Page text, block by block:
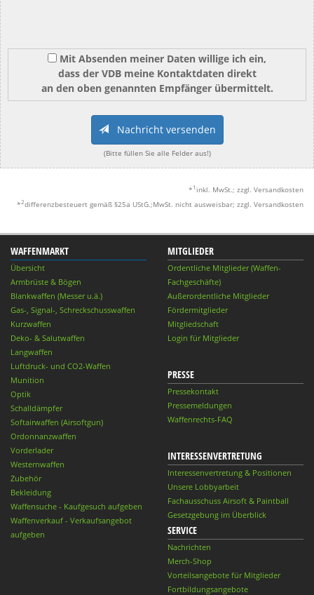
Mit Absenden meiner Daten willige ich ein,
dass der VDB meine Kontaktdaten direkt
an den oben genannten Empfänger übermittelt.
Nachricht versenden
(Bitte füllen Sie alle Felder aus!)
* 1 inkl. MwSt.; zzgl. Versandkosten
*2differenzbesteuert gemäß §25a UStG.;MwSt. nicht ausweisbar; zzgl. Versandkosten
WAFFENMARKT
Übersicht
Armbrüste & Bögen
Blankwaffen (Messer u.ä.)
Gas-, Signal-, Schreckschusswaffen
Kurzwaffen
Deko- & Salutwaffen
Langwaffen
Luftdruck- und CO2-Waffen
Munition
Optik
Schalldämpfer
Softairwaffen (Airsoftgun)
Ordonnanzwaffen
Vorderlader
Westernwaffen
Zubehör
Bekleidung
Waffensuche - Kaufgesuch aufgeben
Waffenverkauf - Verkaufsangebot
aufgeben
MITGLIEDER
Ordentliche Mitglieder (Waffen-
Fachgeschäfte)
Außerordentliche Mitglieder
Fördermitglieder
Mitgliedschaft
Login für Mitglieder
PRESSE
Pressekontakt
Pressemeldungen
Waffenrechts-FAQ
INTERESSENVERTRETUNG
Interessenvertretung & Positionen
Unsere Lobbyarbeit
Fachausschuss Airsoft & Paintball
Gesetzgebung im Überblick
SERVICE
Nachrichten
Merch-Shop
Vorteilsangebote für Mitglieder
Fortbildungsangebote